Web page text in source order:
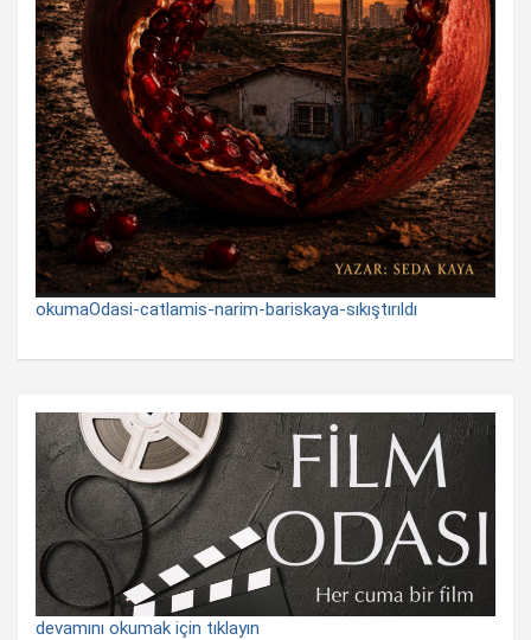
okumaOdasi-catlamis-narim-bariskaya-sıkıştırıldı
devamını okumak için tıklayın